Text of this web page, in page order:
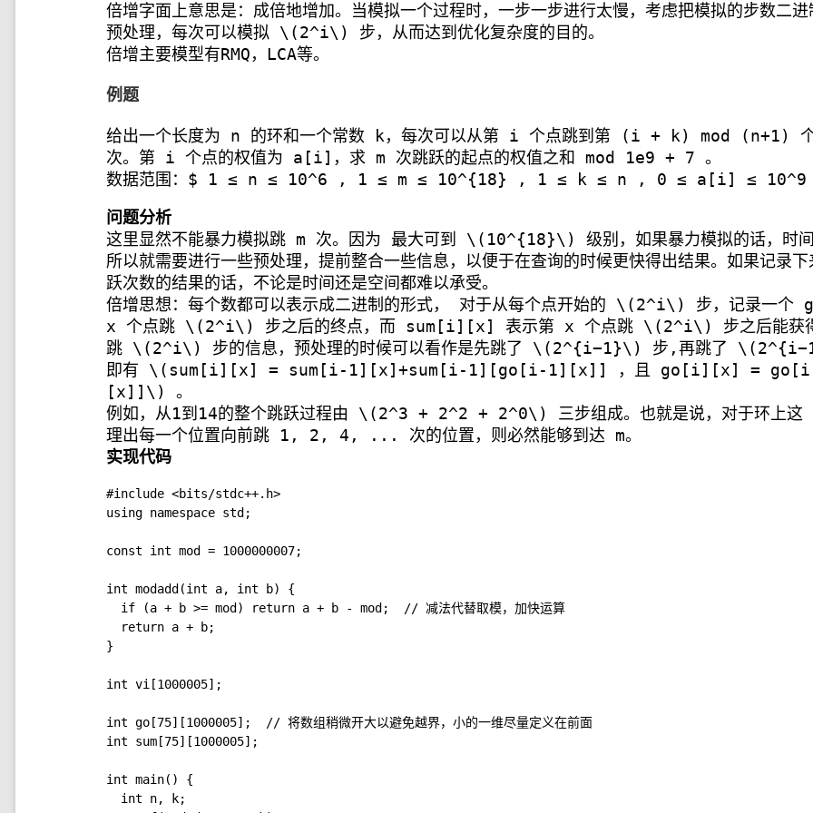
倍增字面上意思是：成倍地增加。当模拟一个过程时，一步一步进行太慢，考虑把模拟的步数二
预处理，每次可以模拟 \(2^i\)
步，从而达到优化复杂度的目的。
倍增主要模型有RMQ，LCA等。
例题
给出一个长度为 n 的环和一个常数 k，每次可以从第 i 个点跳到第 (i + k) mod (n+1) 个
次。第 i 个点的权值为 a[i]，求 m 次跳跃的起点的权值之和 mod 1e9 + 7 。
数据范围：$ 1 ≤ n ≤ 10^6 , 1 ≤ m ≤ 10^{18} , 1 ≤ k ≤ n , 0 ≤ a[i] ≤ 10^9
问题分析
这里显然不能暴力模拟跳 m 次。因为 最大可到 \(10^{18}\)
级别，如果暴力模拟的话，时间
所以就需要进行一些预处理，提前整合一些信息，以便于在查询的时候更快得出结果。如果记录
跃次数的结果的话，不论是时间还是空间都难以承受。
倍增思想：每个数都可以表示成二进制的形式， 对于从每个点开始的 \(2^i\)
步，记录一
x 个点跳 \(2^i\) 步之后的终点，而 sum[i][x] 表示第 x 个点跳 \(2^i\)
步之后能获
跳 \(2^i\) 步的信息，预处理的时候可以看作是先跳了 \(2^{i−1}\) 步,再跳了
即有 \(sum[i][x] = sum[i-1][x]+sum[i-1][go[i-1][x]] ，且 go[i][x] =
[x]]\)
。
例如，从1到14的整个跳跃过程由 \(2^3 + 2^2 + 2^0\)
三步组成。也就是说，对于环上
理出每一个位置向前跳 1, 2, 4, ... 次的位置，则必然能够到达 m。
实现代码
#include <bits/stdc++.h>
using namespace std;
const int mod = 1000000007;
int modadd(int a, int b) {
  if (a + b >= mod) return a + b - mod;  // 减法代替取模，加快运算
  return a + b;
}
int vi[1000005];
int go[75][1000005];  // 将数组稍微开大以避免越界，小的一维尽量定义在前面
int sum[75][1000005];
int main() {
  int n, k;